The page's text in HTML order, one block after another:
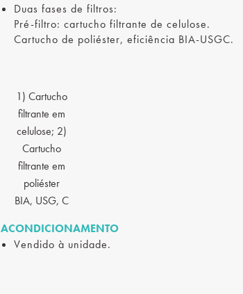
Duas fases de filtros:
Pré-filtro: cartucho filtrante de celulose.
Cartucho de poliéster, eficiência BIA-USGC.
1) Cartucho
filtrante em
celulose; 2)
Cartucho
filtrante em
poliéster
BIA, USG, C
ACONDICIONAMENTO
Vendido à unidade.